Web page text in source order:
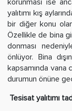
yalıtımı kış
bir diğer konu
Özellikle de bina
donması
önlüyor. Bina
kapsamında vana
durumun önüne
Tesisat yalıtımı